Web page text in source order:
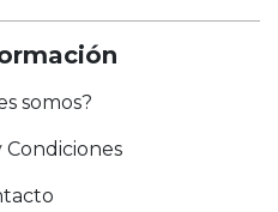
somos?
Condiciones